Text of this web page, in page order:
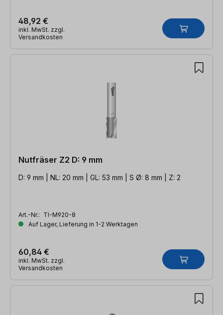
48,92 €
inkl. MwSt. zzgl.
Versandkosten
Nutfräser Z2 D: 9 mm
D: 9 mm | NL: 20 mm | GL: 53 mm | S Ø: 8 mm | Z: 2
Art.-Nr.: TI-M920-8
Auf Lager, Lieferung in 1-2 Werktagen
60,84 €
inkl. MwSt. zzgl.
Versandkosten